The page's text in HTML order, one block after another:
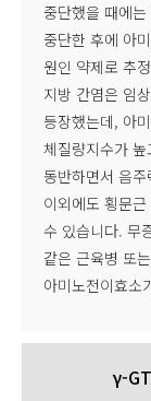
중단했을 때에
중단한 후에 아
원인 약제로 추
지방 간염은 임
등장했는데, 아
체질량지수가
동반하면서 음
이외에도 횡문
수 있습니다. 무
같은 근육병 또
아미노전이효소
γ-